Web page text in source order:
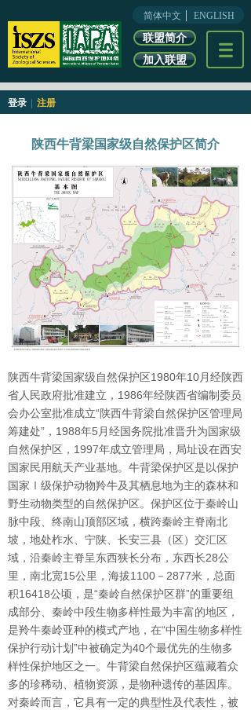
加入联盟
简体中文 ENGLISH
联盟简介
登录 注册
陕西牛背梁国家级自然保护区简介
陕西牛背梁国家级自然保护区1980年10月经陕西
省人民政府批准建立， 1986年经陕西省编制委员
会办公室批准成立“陕西牛背梁自然保护区管理局
筹建处”， 1988年5月经国务院批准晋升为国家级
自然保护区， 1997年成立管理局，局址设在西安
国家民用航天产业基地。牛背梁保护区是以保护
国家Ⅰ级保护动物羚牛及其栖息地为主的森林和
野生动物类型的自然保护区。保护区位于秦岭山
脉中段、终南山顶部区域，横跨秦岭主脊南北
坡，地处柞水、宁陕、长安三县（区）交汇区
域，沿秦岭主脊呈东西狭长分布，东西长28公
里，南北宽15公里，海拔1100 － 2877米，总面
积16418公顷，是“秦岭自然保护区群”的重要组
成部分、秦岭中段生物多样性最为丰富的地区，
是羚牛秦岭亚种的模式产地，在“中国生物多样性
保护行动计划”中被确定为40个最优先的生物多
样性保护地区之一。牛背梁自然保护区蕴藏着众
多的珍稀动、植物资源，是物种遗传的基因库。
对秦岭而言，它具有一定的典型性及代表性，被